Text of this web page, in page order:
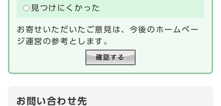
見つけにくかった
お寄せいただいたご意見は、今後のホームペー
ジ運営の参考とします。
お問い合わせ先